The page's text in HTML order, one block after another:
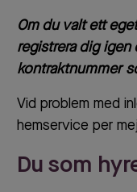
Om du valt ett
registrera dig
kontraktnummer
Vid problem med
hemservice per mejl
Du som